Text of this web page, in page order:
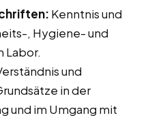
Kenntnis und
, Hygiene- und
Labor.
und
in der
und im Umgang mit